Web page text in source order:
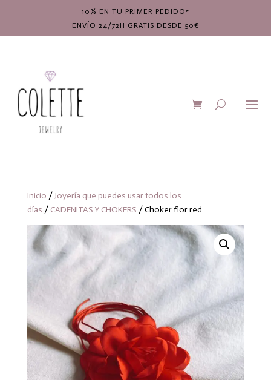
10% EN TU PRIMER PEDIDO*
ENVÍO 24/72H GRATIS DESDE 50€
Inicio /Joyería que puedes usar todos los
días / CADENITAS Y CHOKERS / Choker flor red